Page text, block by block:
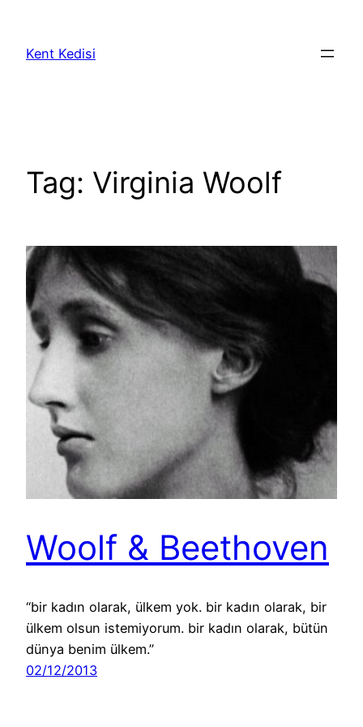
content
Kent Kedisi
Tag: Virginia Woolf
Woolf & Beethoven
“bir kadın olarak, ülkem yok. bir kadın olarak, bir
ülkem olsun istemiyorum. bir kadın olarak, bütün
dünya benim ülkem.”
02/12/2013